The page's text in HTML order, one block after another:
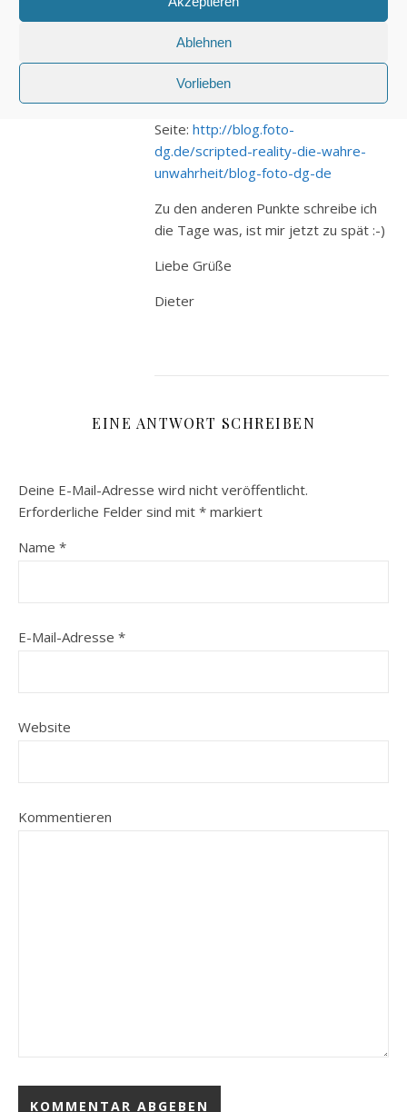
Ablehnen
Vorlieben
weil ich nicht in die Irre geführt
werden möchte. Über das Thema
„Scripted Reality“ habe ich vor
einigen Jahren einen Artikel
geschrieben. Zu finden auf dieser
Seite: http://blog.foto-
dg.de/scripted-reality-die-wahre-
unwahrheit/blog-foto-dg-de
Zu den anderen Punkte schreibe ich
die Tage was, ist mir jetzt zu spät :-)
Liebe Grüße
Dieter
EINE ANTWORT SCHREIBEN
Deine E-Mail-Adresse wird nicht veröffentlicht.
Erforderliche Felder sind mit * markiert
Name *
E-Mail-Adresse *
Website
Kommentieren